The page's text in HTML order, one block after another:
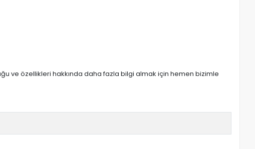
ve özellikleri hakkında daha fazla bilgi almak için hemen bizimle